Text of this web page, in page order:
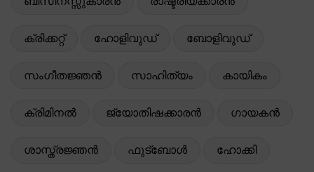
ക്രിക്കറ്റ് ഹോളിവുഡ് ബോളിവുഡ്
സംഗീതജ്ഞൻ സാഹിത്യം കായികം
ക്രിമിനൽ ജ്യോതിഷക്കാരൻ ഗായകൻ
ശാസ്ത്രജ്ഞൻ ഫുട്ബോൾ ഹോക്കി